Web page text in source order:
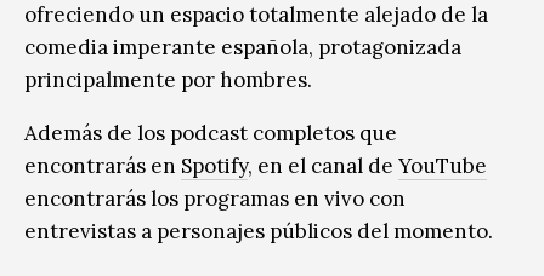
ofreciendo un espacio totalmente alejado de la
comedia imperante española, protagonizada
principalmente por hombres.
Además de los podcast completos que
encontrarás en Spotify, en el canal de YouTube
encontrarás los programas en vivo con
entrevistas a personajes públicos del momento.